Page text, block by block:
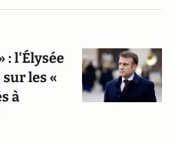
: l'Élysée
les «
à